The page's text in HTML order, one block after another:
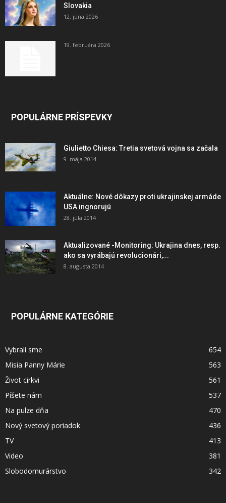
Slovakia
12. júna 2026
19. februára 2026
POPULÁRNE PRÍSPEVKY
Giulietto Chiesa: Tretia svetová vojna sa začala
9. mája 2014
Aktuálne: Nové dôkazy proti ukrajinskej armáde
USA ingnorujú
28. júla 2014
Aktualizované -Monitoring: Ukrajina dnes, resp.
ako sa vyrábajú revolucionári,...
8. augusta 2014
POPULÁRNE KATEGÓRIE
Vybrali sme
654
Misia Panny Márie
563
Život cirkvi
561
Píšete nám
537
Na pulze dňa
470
Nový svetový poriadok
436
TV
413
Video
381
Slobodomurárstvo
342